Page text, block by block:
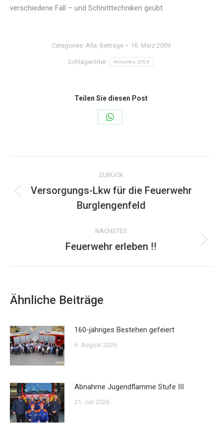
verschiedene Fäll – und Schnitttechniken geübt.
Categories: Alle, Beiträge 16. März 2009
Schlagwörter: Aktuelles 2009
Teilen Sie diesen Post
Share
WhatsApp
Kommentarnavigation
ZURÜCK
Beitrag:
Versorgungs-Lkw für die Feuerwehr
Burglengenfeld
NÄCHSTES
Nächster
Feuerwehr erleben !!
Ähnliche Beiträge
160-jähriges Bestehen gefeiert
6. August 2026
Abnahme Jugendflamme Stufe III
21. Juli 2026